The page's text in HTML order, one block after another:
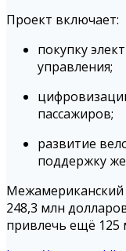
Проект включает:
покупку
управления;
пассажиров;
развитие
поддержку
Межамериканский
248,3 млн
привлечь ещё 125